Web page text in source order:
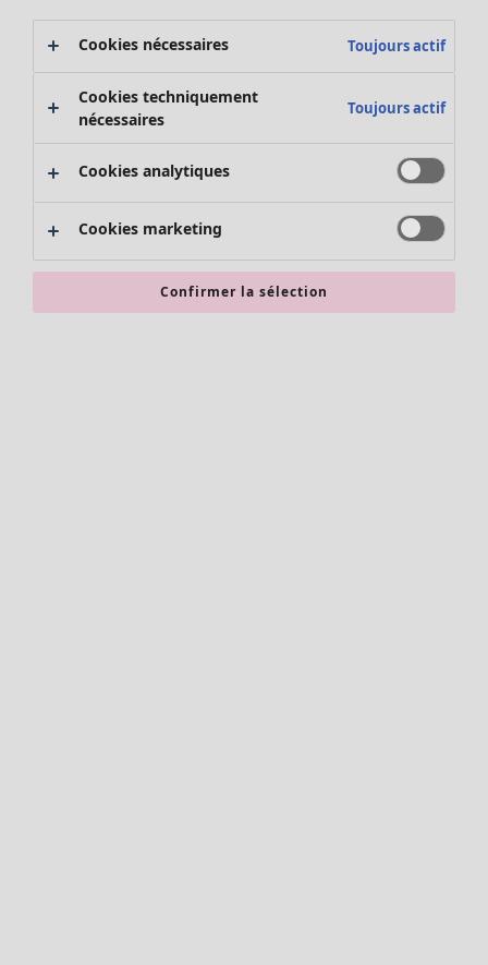
Promos SOLDES
Les promos de Gudrun Sjödén
Nouvel arrivage
Bonnes affaires en soldes - jusqu'à -70
Cookies nécessaires Toujours actif
Cookies techniquement
nécessaires
Toujours actif
Cookies analytiques
Cookies marketing
Confirmer la sélection